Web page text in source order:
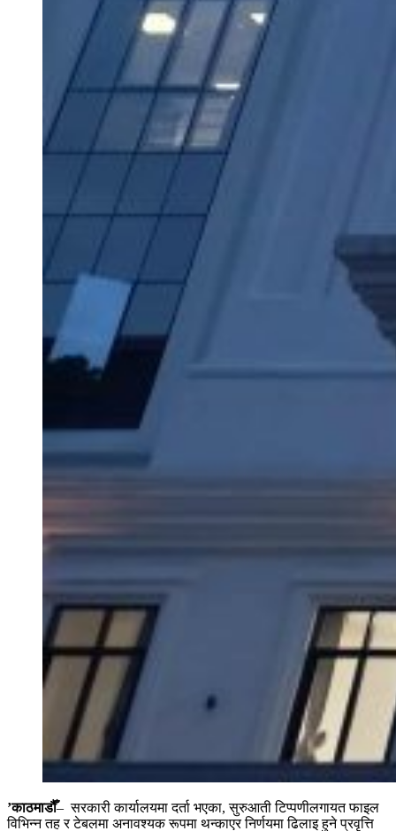
’काठमाडौँ– सरकारी कार्यालयमा दर्ता भएका, सुरुआती टिप्पणीलगायत फाइल
विभिन्न तह र टेबलमा अनावश्यक रूपमा थन्काएर निर्णयमा ढिलाइ हुने प्रवृत्ति